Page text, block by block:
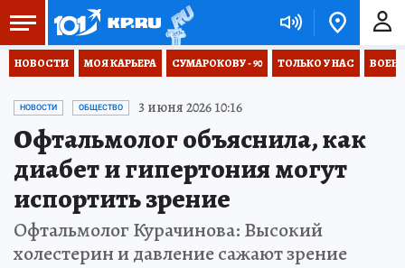
НОВОСТИ МОЯ КАРЬЕРА СУМАРОКОВУ - 90 ТОЛЬКО У НАС
НОВОСТИ ОБЩЕСТВО 3 июня 2026 10:16
Офтальмолог объяснила, как
диабет и гипертония могут
испортить зрение
Офтальмолог Курачинова: Высокий
холестерин и давление сажают зрение